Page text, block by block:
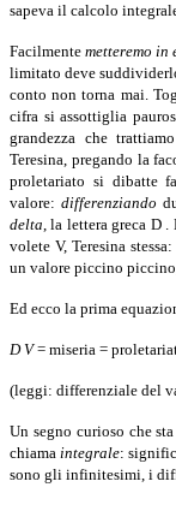
sapeva il calcolo
Facilmente metteremo in
limitato deve
conto non torna mai.
cifra si assottiglia
grandezza che
Teresina, pregando la
proletariato si dibatte
valore: differenziando
delta, la lettera greca D .
volete V, Teresina
un valore piccino
Ed ecco la prima
D V= miseria =
(leggi: differenziale del
Un segno curioso che
chiamaintegrale:
sono gli infinitesimi, i